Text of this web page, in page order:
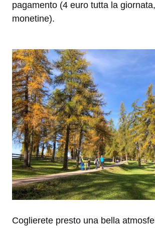
pagamento (4 euro tutta la
monetine).
Coglierete presto una bella